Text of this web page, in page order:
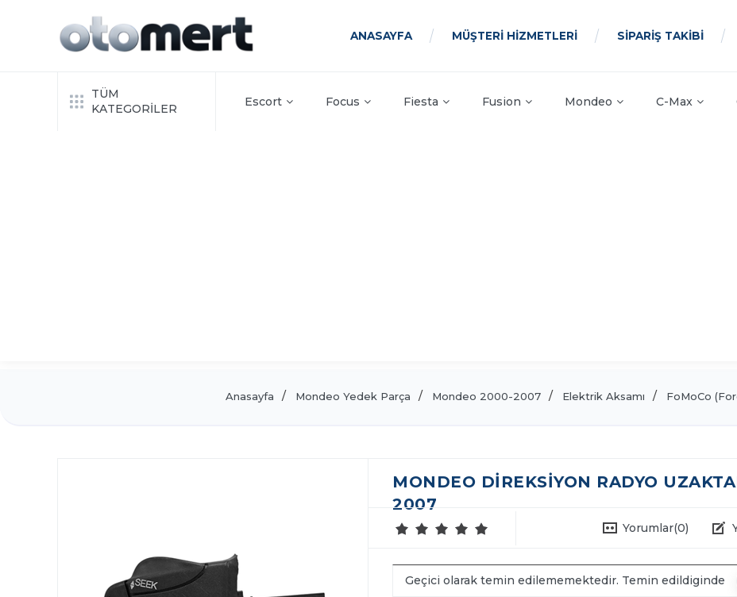
ANASAYFA MÜŞTERİ HİZMETLERİ SİPARİŞ TAKİBİ
TÜM
KATEGORİLER
Escort Focus Fiesta Fusion Mondeo C-Max
Anasayfa Mondeo Yedek Parça Mondeo 2000-2007 Elektrik Aksamı FoMoCo
MONDEO DIREKSIYON RADYO
2007
Yorumlar(0)
Geçici olarak temin edilememektedir. Temin edildiginde